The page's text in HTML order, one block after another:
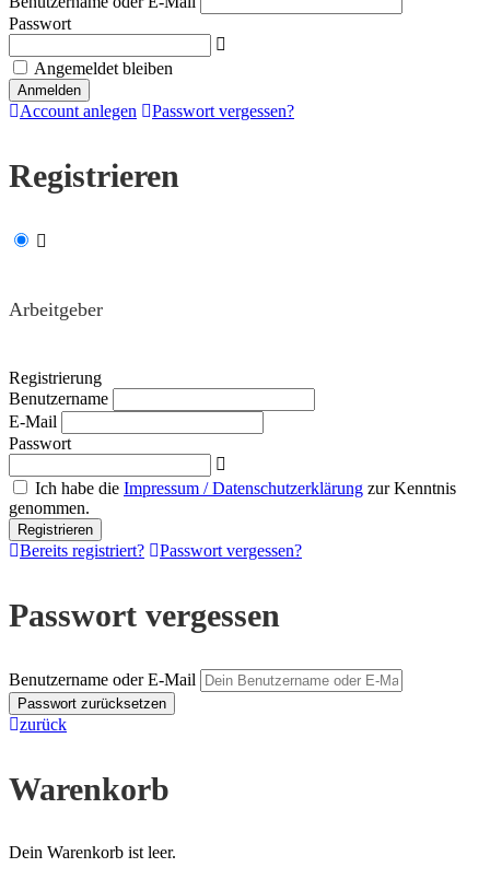
Passwort
Angemeldet bleiben
Account anlegen Passwort vergessen?
Registrieren
Arbeitgeber
Registrierung
Benutzername
E-Mail
Passwort
Ich habe die Impressum / Datenschutzerklärung zur Kenntnis
genommen.
Bereits registriert? Passwort vergessen?
Passwort vergessen
Benutzername oder E-Mail
zurück
Warenkorb
Dein Warenkorb ist leer.